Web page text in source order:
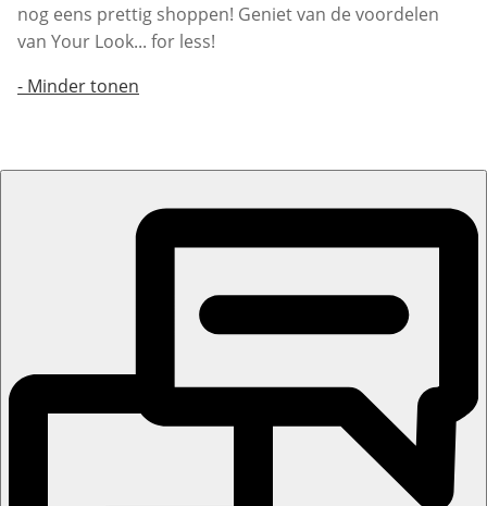
nog eens prettig shoppen! Geniet van de voordelen
van Your Look... for less!
- Minder tonen